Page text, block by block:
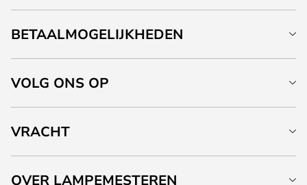
BETAALMOGELIJKHEDEN
VOLG ONS OP
VRACHT
OVER LAMPEMESTEREN